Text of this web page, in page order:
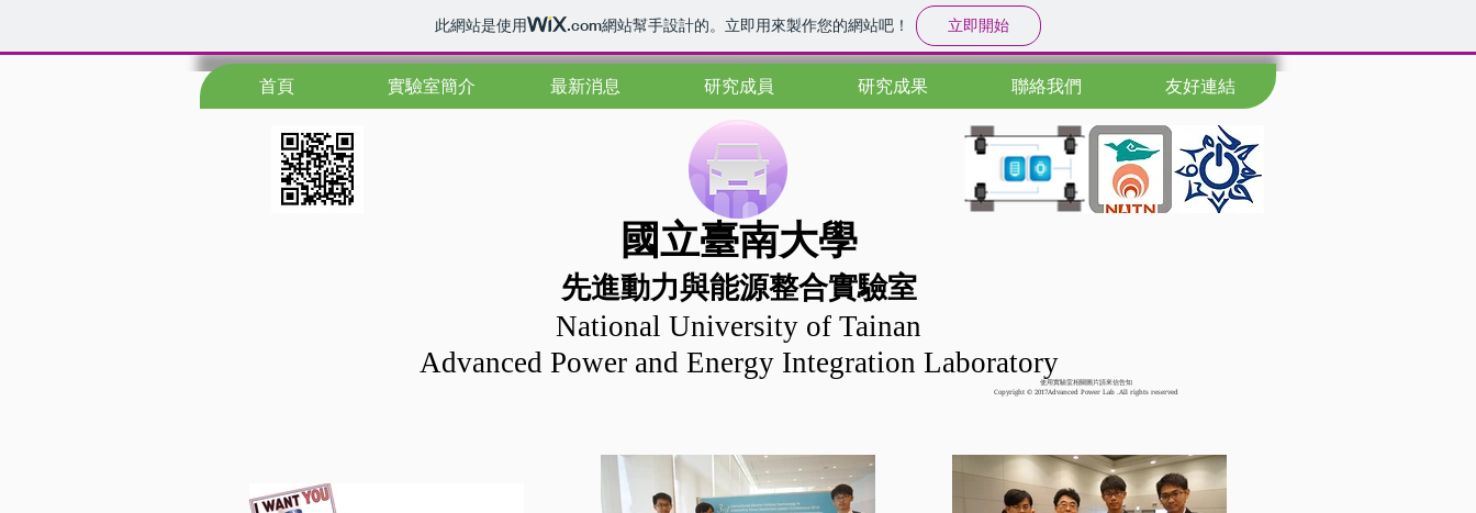
此網站是使用 .com網站幫手設計的。立即用來製作您的網站吧！ 立即開始
首頁 實驗室簡介 最新消息 研究成員 研究成果 聯絡我們 友好連結
國立臺南大學
先進動力與能源整合實驗室
National University of Tainan
Advanced Power and Energy Integration Laboratory
使用實驗室相關圖片請來信告知
Copyright © 2017Advanced Power Lab .All rights reserved